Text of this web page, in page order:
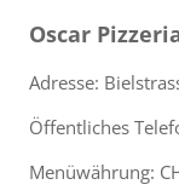
Oscar
Adresse:
Öffentliches
Menüwährung: